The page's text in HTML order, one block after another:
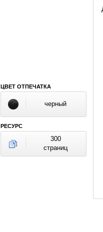
ЦВЕТ ОТПЕЧАТКА
черный
РЕСУРС
300
страниц